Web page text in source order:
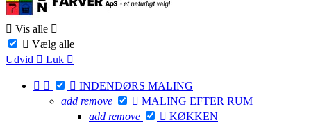
 Vis alle 
 Vælg alle
Udvid  Luk 
   INDENDØRS MALING
add remove  MALING EFTER RUM
add remove  KØKKEN